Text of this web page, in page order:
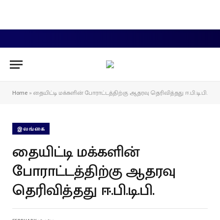
Home » தையிட்டி மக்களின் போராட்டத்திற்கு ஆதரவு தெரிவித்தது ஈ.பி.டி.பி.
இலங்கை
தையிட்டி மக்களின்
போராட்டத்திற்கு ஆதரவு
தெரிவித்தது ஈ.பி.டி.பி.